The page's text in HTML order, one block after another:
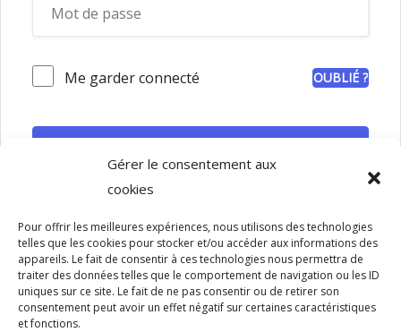
Gérer le consentement aux
cookies
Pour offrir les meilleures expériences, nous utilisons des technologies
telles que les cookies pour stocker et/ou accéder aux informations des
appareils. Le fait de consentir à ces technologies nous permettra de
traiter des données telles que le comportement de navigation ou les ID
uniques sur ce site. Le fait de ne pas consentir ou de retirer son
consentement peut avoir un effet négatif sur certaines caractéristiques
et fonctions.
Me garder connecté OUBLIÉ ?
Copyright - 2022 - Sun Design - Tous droits réservés.